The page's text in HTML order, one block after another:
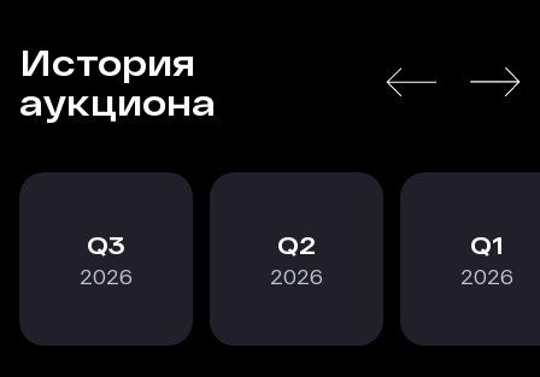
РАСКРЫТЬ
История
аукциона
3
2026
2
2026
1
2026